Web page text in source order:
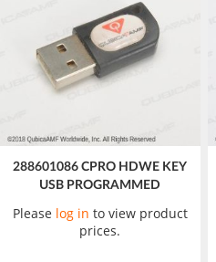
288601086 CPRO HDWE KEY
USB PROGRAMMED
Please log in to view product
prices.